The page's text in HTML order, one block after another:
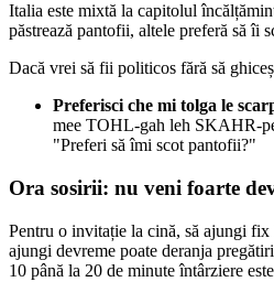
Italia este mixtă la capitolul
păstrează pantofii, altele preferă să îi
Dacă vrei să fii politicos fără să
Preferisci che mi tolga le
mee TOHL-gah leh SKAHR-
"Preferi să îmi scot pantofii?"
Ora sosirii: nu veni foarte
Pentru o invitație la cină, să ajungi
ajungi devreme poate deranja
10 până la 20 de minute întârziere